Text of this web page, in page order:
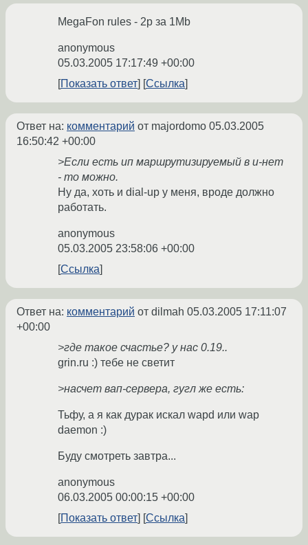
MegaFon rules - 2р за 1Mb
anonymous
05.03.2005 17:17:49 +00:00
Показать ответ
Ссылка
Ответ на: комментарий от majordomo 05.03.2005
16:50:42 +00:00
>Если есть ип маршрутизируемый в и-нет
- то можно.
Ну да, хоть и dial-up у меня, вроде должно
работать.
anonymous
05.03.2005 23:58:06 +00:00
Ссылка
Ответ на: комментарий от dilmah 05.03.2005 17:11:07
+00:00
>где такое счастье? у нас 0.19..
grin.ru :) тебе не светит
>насчет вап-сервера, гугл же есть:
Тьфу, а я как дурак искал wapd или wap
daemon :)
Буду смотреть завтра...
anonymous
06.03.2005 00:00:15 +00:00
Показать ответ
Ссылка